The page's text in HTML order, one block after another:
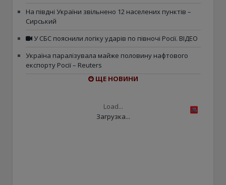
На півдні України звільнено 12 населених пунктів –
Сирський
У СБС пояснили логіку ударів по півночі Росії. ВІДЕО
Україна паралізувала майже половину нафтового
експорту Росії – Reuters
ЩЕ НОВИНИ
Load...
Загрузка...